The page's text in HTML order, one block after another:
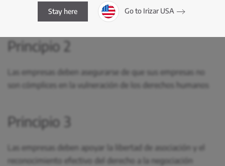
internacionalmente, dentro de su ámbito de influencia
Principio 2
Las empresas deben asegurarse de que sus empresas no
son cómplices en la vulneración de los derechos humanos
Principio 3
Las empresas deben apoyar la libertad de asociación y el
reconocimiento efectivo del derecho a la negociación
Stay here Go to Irizar USA